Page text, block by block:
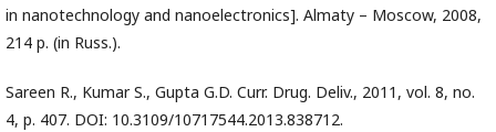
in nanotechnology and nanoelectronics]. Almaty – Moscow, 2008,
214 p. (in Russ.).
Sareen R., Kumar S., Gupta G.D. Curr. Drug. Deliv., 2011, vol. 8, no.
4, p. 407. DOI: 10.3109/10717544.2013.838712.